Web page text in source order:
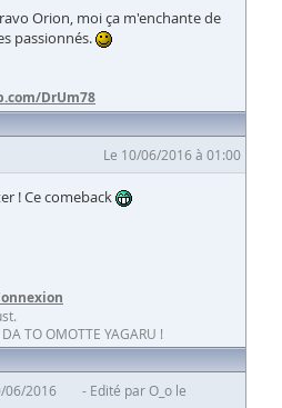
Orion, moi ça m'enchante de
passionnés.
DrUm78
Le 10/06/2016 à 01:00
! Ce comeback
TO OMOTTE YAGARU !
06/2016
Edité par O_o le